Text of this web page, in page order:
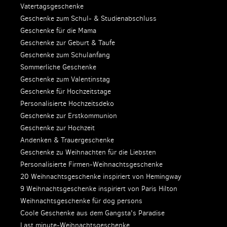
Vatertagsgeschenke
Geschenke zum Schul- & Studienabschluss
Geschenke für die Mama
Geschenke zur Geburt & Taufe
Geschenke zum Schulanfang
Sommerliche Geschenke
Geschenke zum Valentinstag
Geschenke für Hochzeitstage
Personalisierte Hochzeitsdeko
Geschenke zur Erstkommunion
Geschenke zur Hochzeit
Andenken & Trauergeschenke
Geschenke zu Weihnachten für die Liebsten
Personalisierte Firmen-Weihnachtsgeschenke
20 Weihnachtsgeschenke inspiriert von Hemingway
9 Weihnachtsgeschenke inspiriert von Paris Hilton
Weihnachtsgeschenke für dog persons
Coole Geschenke aus dem Gangsta's Paradise